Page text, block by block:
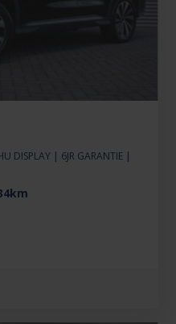
DISPLAY | 6JR GARANTIE |